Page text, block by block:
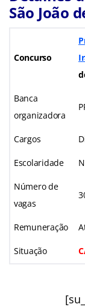
São João
Concurso
Banca
organizadora
Cargos
Escolaridade
Número de
vagas
Remuneração
Situação